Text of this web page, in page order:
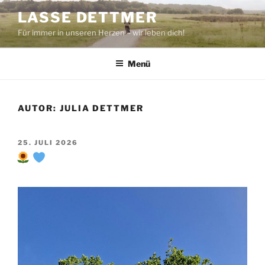
Zum
Inhalt
springen
LASSE DETTMER
Für immer in unseren Herzen – wir leben dich!
Menü
AUTOR: JULIA DETTMER
VERÖFFENTLICHT
AM
25. JULI 2026